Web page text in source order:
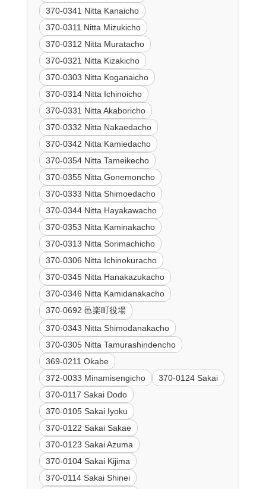
370-0341 Nitta Kanaicho
370-0311 Nitta Mizukicho
370-0312 Nitta Muratacho
370-0321 Nitta Kizakicho
370-0303 Nitta Koganaicho
370-0314 Nitta Ichinoicho
370-0331 Nitta Akaboricho
370-0332 Nitta Nakaedacho
370-0342 Nitta Kamiedacho
370-0354 Nitta Tameikecho
370-0355 Nitta Gonemoncho
370-0333 Nitta Shimoedacho
370-0344 Nitta Hayakawacho
370-0353 Nitta Kaminakacho
370-0313 Nitta Sorimachicho
370-0306 Nitta Ichinokuracho
370-0345 Nitta Hanakazukacho
370-0346 Nitta Kamidanakacho
370-0692 邑楽町役場
370-0343 Nitta Shimodanakacho
370-0305 Nitta Tamurashindencho
369-0211 Okabe
372-0033 Minamisengicho
370-0124 Sakai
370-0117 Sakai Dodo
370-0105 Sakai Iyoku
370-0122 Sakai Sakae
370-0123 Sakai Azuma
370-0104 Sakai Kijima
370-0114 Sakai Shinei